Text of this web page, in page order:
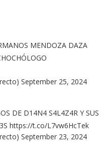
MENDOZA DAZA
September 25, 2024
DE D14N4 S4L4Z4R Y SUS
https://t.co/L7vw6HcTek
September 23, 2024